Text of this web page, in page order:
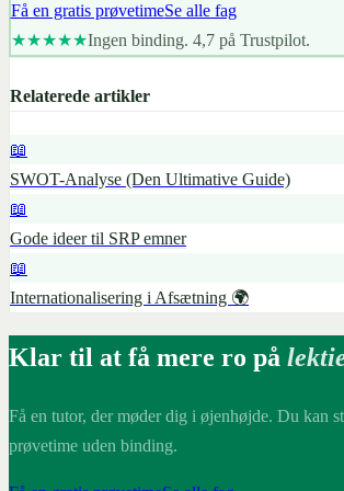
Få en gratis prøvetimeSe alle fag
★★★★★Ingen binding. 4,7 på Trustpilot.
Relaterede artikler
📖
SWOT-Analyse (Den Ultimative Guide)
📖
Gode ideer til SRP emner
📖
Internationalisering i Afsætning 🌍
Klar til at få mere ro på
Få en tutor, der møder dig i øjenhøjde. Du kan
prøvetime uden binding.